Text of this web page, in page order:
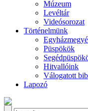
Múzeum
Levéltár
Videósorozat
Történelmünk
Püspökök
Hitvallóink
Válogatott
Lapozó